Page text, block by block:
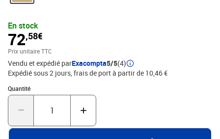
En stock
72,58€
Prix unitaire TTC
Vendu et expédié parExacompta5/5(4)
Expédié sous 2 jours, frais de port à partir de 10,46 €
Quantité
Quantité : 1